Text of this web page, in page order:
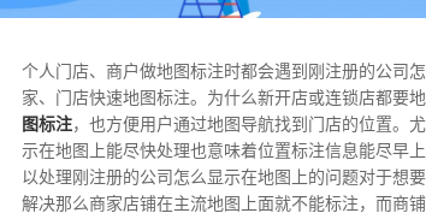
个人门店、商户做地图标注时都会遇到刚注册的公司
家、门店快速地图标注。为什么新开店或连锁店都要
图标注，也方便用户通过地图导航找到门店的位置。
示在地图上能尽快处理也意味着位置标注信息能尽早
以处理刚注册的公司怎么显示在地图上的问题对于想
解决那么商家店铺在主流地图上面就不能标注，而商